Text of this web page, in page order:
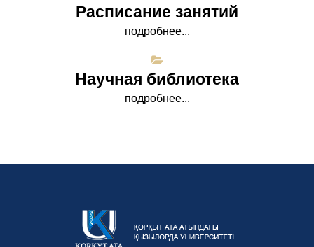
Расписание занятий
подробнее...
Научная библиотека
подробнее...